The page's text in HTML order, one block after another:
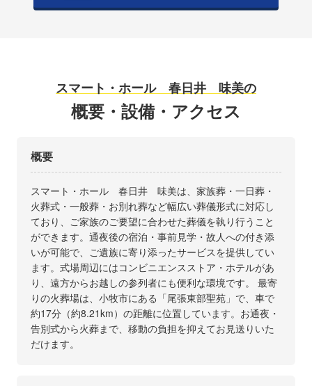
スマート・ホール 春日井 味美の
概要・設備・アクセス
概要
スマート・ホール 春日井 味美は、家族葬・一日葬・
火葬式・一般葬・お別れ葬など幅広い葬儀形式に対応し
ており、ご家族のご要望に合わせた葬儀を執り行うこと
ができます。通夜後の宿泊・事前見学・故人への付き添
いが可能で、ご遺族に寄り添ったサービスを提供してい
ます。式場周辺にはコンビニエンスストア・ホテルがあ
り、遠方からお越しの参列者にも便利な環境です。 最寄
りの火葬場は、小牧市にある「尾張東部聖苑」で、車で
約17分（約8.21km）の距離に位置しています。お通夜・
告別式から火葬まで、移動の負担を抑えてお見送りいた
だけます。